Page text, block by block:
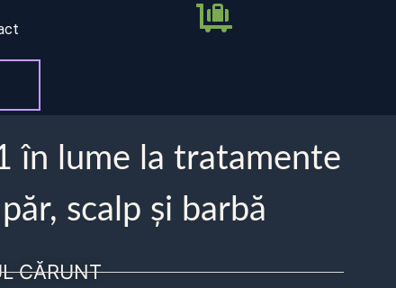
în lume la tratamente
scalp și barbă
CĂRUNT